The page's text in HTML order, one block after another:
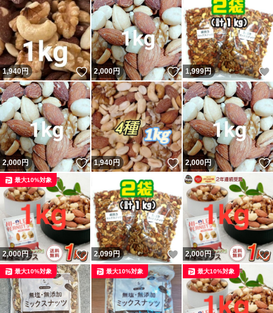
1,940円 いいね！
2,000円 いいね！
1,999円
2,000円 いいね！
1,940円 いいね！
2,000円
2,000円 いいね！
最大10%対象
2,099円 いいね！
2,000円
最大10%対象 最大10%対象 最大10%対象